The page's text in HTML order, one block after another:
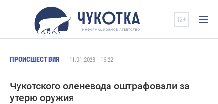
ПРОИСШЕСТВИЯ 11.01.2023 16:22
Чукотского оленевода оштрафовали за
утерю оружия